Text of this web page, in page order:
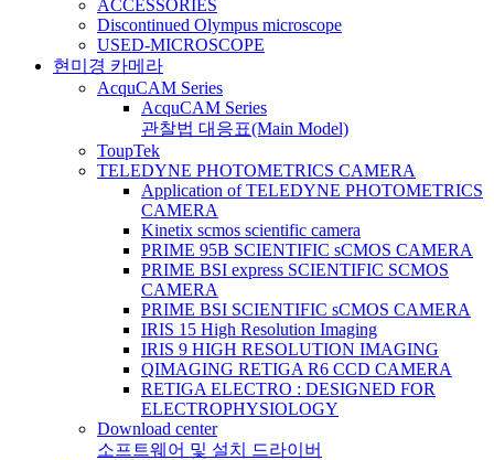
ACCESSORIES
Discontinued Olympus microscope
USED-MICROSCOPE
현미경 카메라
AcquCAM Series
AcquCAM Series
관찰법 대응표(Main Model)
ToupTek
TELEDYNE PHOTOMETRICS CAMERA
Application of TELEDYNE PHOTOMETRICS
CAMERA
Kinetix scmos scientific camera
PRIME 95B SCIENTIFIC sCMOS CAMERA
PRIME BSI express SCIENTIFIC SCMOS
CAMERA
PRIME BSI SCIENTIFIC sCMOS CAMERA
IRIS 15 High Resolution Imaging
IRIS 9 HIGH RESOLUTION IMAGING
QIMAGING RETIGA R6 CCD CAMERA
RETIGA ELECTRO : DESIGNED FOR
ELECTROPHYSIOLOGY
Download center
소프트웨어 및 설치 드라이버